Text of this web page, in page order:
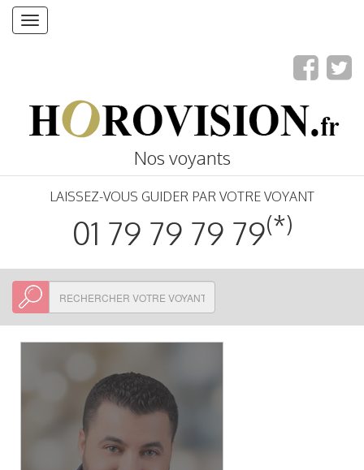
Toggle
navigation
Nos voyants
LAISSEZ-VOUS GUIDER PAR VOTRE VOYANT
01 79 79 79 79(*)